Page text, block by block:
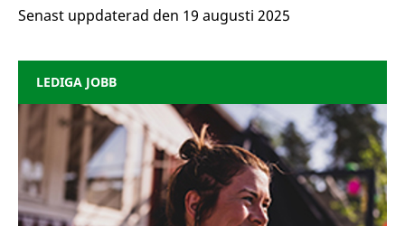
Senast uppdaterad den 19 augusti 2025
LEDIGA JOBB